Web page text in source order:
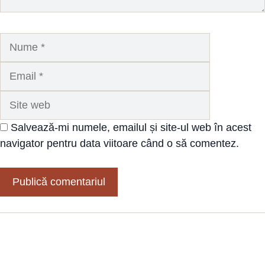
Salvează-mi numele, emailul și site-ul web în acest
navigator pentru data viitoare când o să comentez.